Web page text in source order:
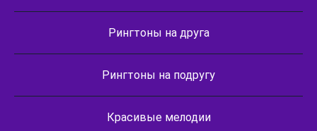
Рингтоны на друга
Рингтоны на подругу
Красивые мелодии